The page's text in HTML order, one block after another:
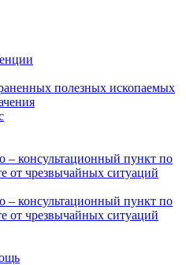
полезных ископаемых
консультационный пункт по
от чрезвычайных ситуаций
консультационный пункт по
от чрезвычайных ситуаций